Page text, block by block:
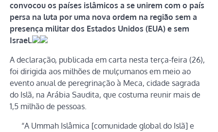
convocou os países islâmicos a se unirem com o país
persa na luta por uma nova ordem na região sem a
presença militar dos Estados Unidos (EUA) e sem
Israel.
A declaração, publicada em carta nesta terça-feira (26),
foi dirigida aos milhões de mulçumanos em meio ao
evento anual de peregrinação à Meca, cidade sagrada
do Islã, na Arábia Saudita, que costuma reunir mais de
1,5 milhão de pessoas.
“A Ummah Islâmica [comunidade global do Islã] e